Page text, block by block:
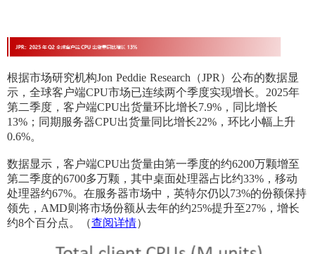
根据市场研究机构Jon Peddie Research（JPR）公布的数据显
示，全球客户端CPU市场已连续两个季度实现增长。2025年
第二季度，客户端CPU出货量环比增长7.9%，同比增长
13%；同期服务器CPU出货量同比增长22%，环比小幅上升
0.6%。
数据显示，客户端CPU出货量由第一季度的约6200万颗增至
第二季度的6700多万颗，其中桌面处理器占比约33%，移动
处理器约67%。在服务器市场中，英特尔仍以73%的份额保持
领先，AMD则将市场份额从去年的约25%提升至27%，增长
约8个百分点。（查阅详情）